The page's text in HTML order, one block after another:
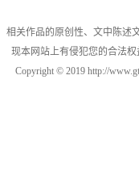
相关作品的原创性、文中陈述
现本网站上有侵犯您的合法
Copyright © 2019 http://